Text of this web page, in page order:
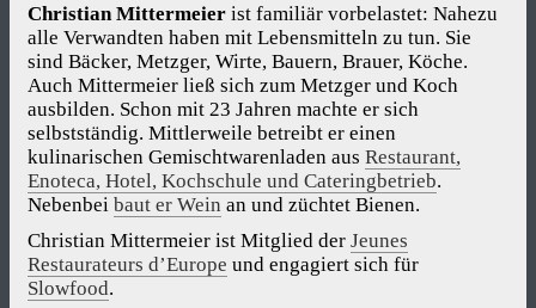
Christian Mittermeier ist familiär vorbelastet: Nahezu
alle Verwandten haben mit Lebensmitteln zu tun. Sie
sind Bäcker, Metzger, Wirte, Bauern, Brauer, Köche.
Auch Mittermeier ließ sich zum Metzger und Koch
ausbilden. Schon mit 23 Jahren machte er sich
selbstständig. Mittlerweile betreibt er einen
kulinarischen Gemischtwarenladen aus Restaurant,
Enoteca, Hotel, Kochschule und Cateringbetrieb.
Nebenbei baut er Wein an und züchtet Bienen.
Christian Mittermeier ist Mitglied der Jeunes
Restaurateurs d’Europe und engagiert sich für
Slowfood.